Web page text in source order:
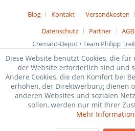
Blog Kontakt Versandkosten
Datenschutz
Partner AGB
Cremant-Depot • Team Philipp
Diese Website benutzt Cookies, die
der Website erforderlich sind und
Andere Cookies, die den Komfort bei
erhöhen, der Direktwerbung dienen
anderen Websites und sozialen
sollen, werden nur mit Ihrer
Mehr